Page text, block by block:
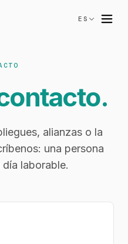
ES
alianzas o la
una persona
laborable.